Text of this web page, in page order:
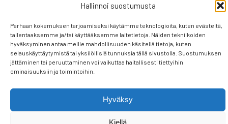
Hallinnoi suostumusta
Parhaan kokemuksen tarjoamiseksi käytämme teknologioita, kuten evästeitä,
tallentaaksemme ja/tai käyttääksemme laitetietoja. Näiden tekniikoiden
hyväksyminen antaa meille mahdollisuuden käsitellä tietoja, kuten
selauskäyttäytymistä tai yksilöllisiä tunnuksia tällä sivustolla. Suostumuksen
jättäminen tai peruuttaminen voi vaikuttaa haitallisesti tiettyihin
ominaisuuksiin ja toimintoihin.
Hyväksy
Kiellä
F
a
e
b
T
wi
er
E
m
S
h